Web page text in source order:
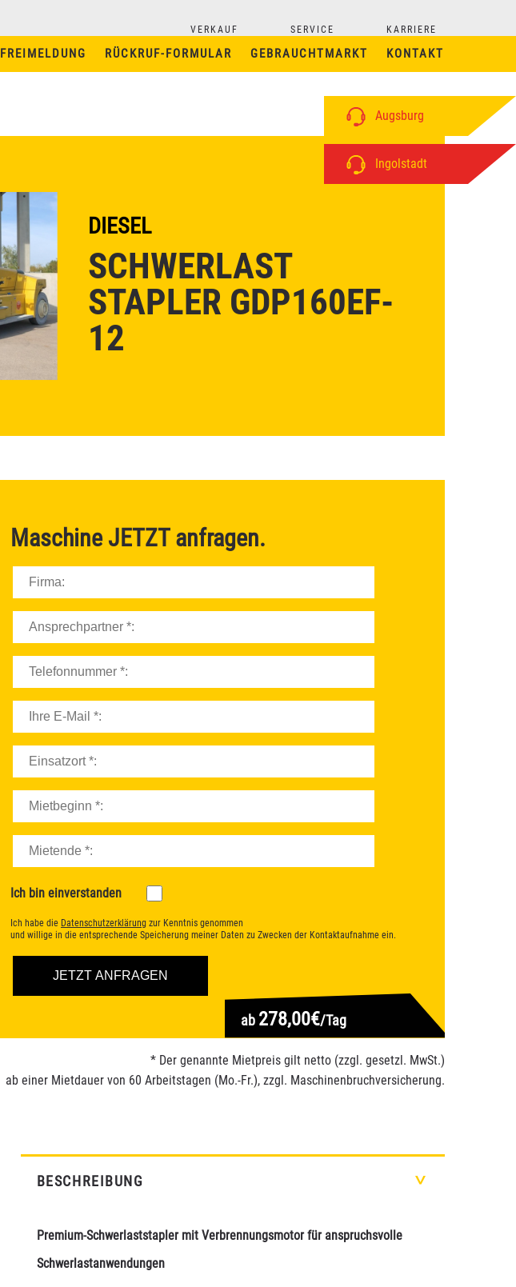
VERKAUF SERVICE KARRIERE
FREIMELDUNG RÜCKRUF-FORMULAR GEBRAUCHTMARKT KONTAKT
DIESEL
SCHWERLAST
STAPLER GDP160EF-
12
Maschine JETZTanfragen.
Ich bin einverstanden
Ich habe die Datenschutzerklärung zur Kenntnis genommen
und willige in die entsprechende Speicherung meiner Daten zu Zwecken der Kontaktaufnahme ein.
ab 278,00€/Tag
* Der genannte Mietpreis gilt netto (zzgl. gesetzl. MwSt.)
ab einer Mietdauer von 60 Arbeitstagen (Mo.-Fr.), zzgl. Maschinenbruchversicherung.
BESCHREIBUNG >
Premium-Schwerlaststapler mit Verbrennungsmotor für anspruchsvolle
Schwerlastanwendungen
Augsburg
Ingolstadt